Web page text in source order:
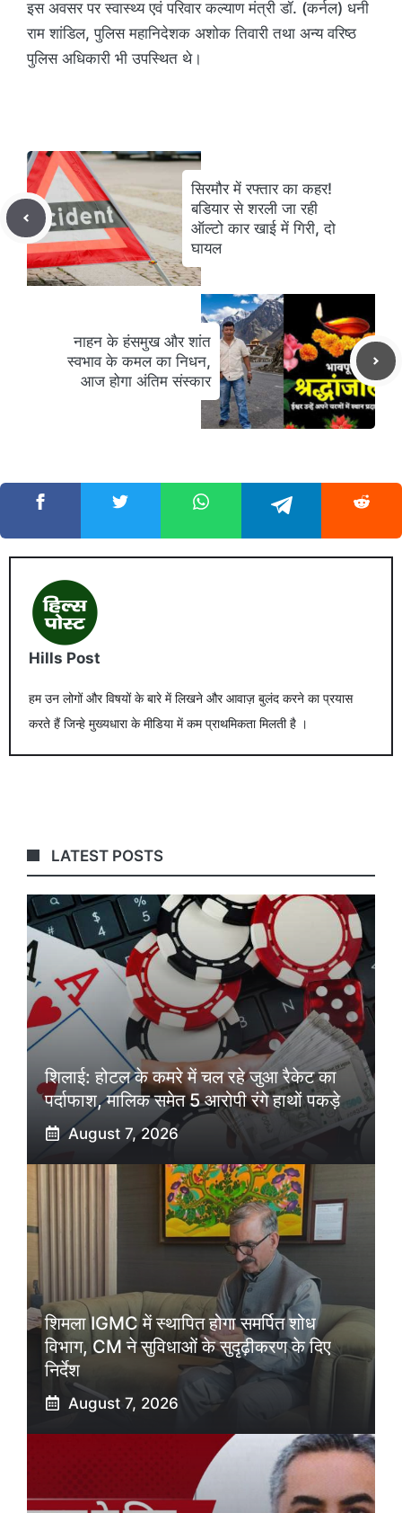
इस अवसर पर स्वास्थ्य एवं परिवार कल्याण मंत्री डॉ. (कर्नल) धनी
राम शांडिल, पुलिस महानिदेशक अशोक तिवारी तथा अन्य वरिष्ठ
पुलिस अधिकारी भी उपस्थित थे।
सिरमौर में रफ्तार का कहर!
बडियार से शरली जा रही
ऑल्टो कार खाई में गिरी, दो
घायल
नाहन के हंसमुख और शांत
स्वभाव के कमल का निधन,
आज होगा अंतिम संस्कार
Hills Post
हम उन लोगों और विषयों के बारे में लिखने और आवाज़ बुलंद करने का प्रयास
करते हैं जिन्हे मुख्यधारा के मीडिया में कम प्राथमिकता मिलती है ।
LATEST POSTS
शिलाई: होटल के कमरे में चल रहे जुआ रैकेट का
पर्दाफाश, मालिक समेत 5 आरोपी रंगे हाथों पकड़े
August 7, 2026
शिमला IGMC में स्थापित होगा समर्पित शोध
विभाग, CM ने सुविधाओं के सुदृढ़ीकरण के दिए
निर्देश
August 7, 2026